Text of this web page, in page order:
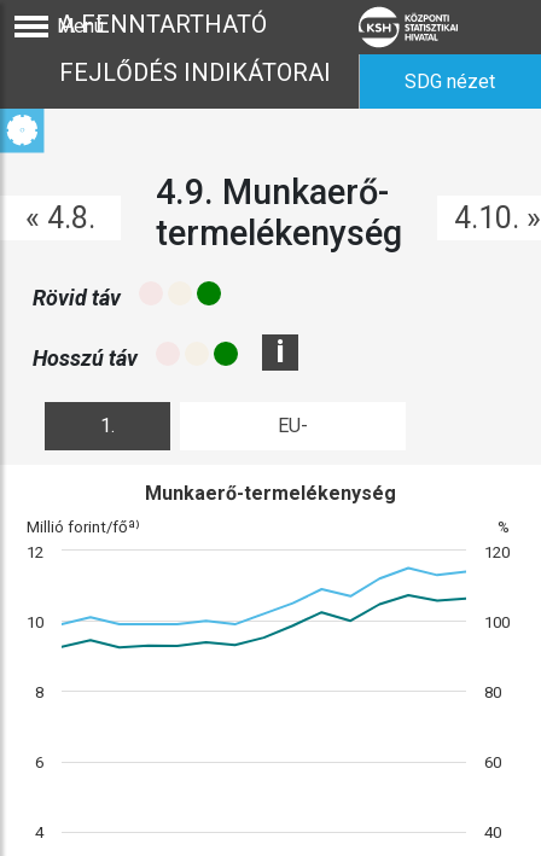
Menü
A FENNTARTHATÓ
FEJLŐDÉS INDIKÁTORAI
SDG nézet
« 4.8.
4.9. Munkaerő-
termelékenység
4.10. »
Rövid táv
Hosszú táv i
1. EU-
Millió forint/főª⁾ %
Munkaerő-termelékenység
4
6
8
10
12
40
60
80
100
120